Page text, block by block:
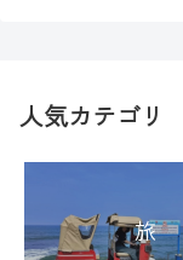
人気カテゴリ
旅